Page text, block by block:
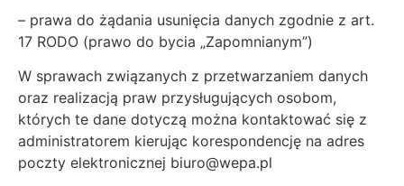
– prawa do żądania usunięcia danych zgodnie z art.
17 RODO (prawo do bycia „Zapomnianym”)
W sprawach związanych z przetwarzaniem danych
oraz realizacją praw przysługujących osobom,
których te dane dotyczą można kontaktować się z
administratorem kierując korespondencję na adres
poczty elektronicznej biuro@wepa.pl